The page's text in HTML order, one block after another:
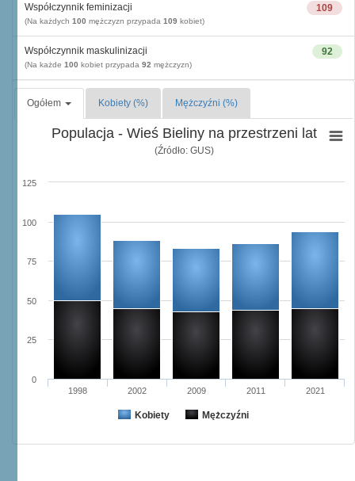
109
Współczynnik feminizacji
(Na każdych 100 mężczyzn przypada 109 kobiet)
92
Współczynnik maskulinizacji
(Na każde 100 kobiet przypada 92 mężczyzn)
Ogółem Kobiety (%) Mężczyźni (%)
Populacja - Wieś Bieliny na przestrzeni lat
(Źródło: GUS)
Kobiety Mężczyźni
1998 2002 2009 2011 2021
0
25
50
75
100
125